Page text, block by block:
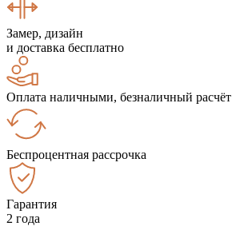
Замер, дизайн
и доставка бесплатно
Оплата наличными, безналичный расчёт
Беспроцентная рассрочка
Гарантия
2 года